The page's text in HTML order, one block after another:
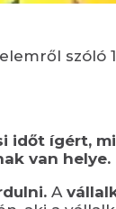
szóló
időt ígért,
van helye.
. A